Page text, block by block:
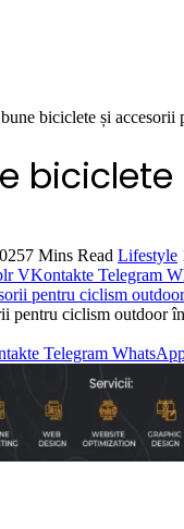
biciclete și
7 Mins Read Lifestyle
VKontakte Telegram
pentru ciclism outdoor
Telegram